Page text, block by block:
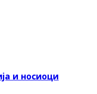
и носиоци